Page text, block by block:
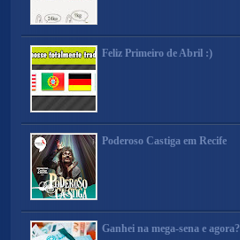
Feliz Primeiro de Abril :)
Poderoso Castiga em Recife
Ganhei na mega-sena e agora?